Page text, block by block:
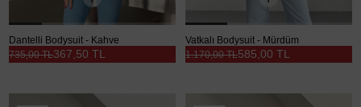
Dantelli Bodysuit - Kahve
367,50 TL
735,00 TL
Vatkalı Bodysuit - Mürdüm
585,00 TL
1.170,00 TL